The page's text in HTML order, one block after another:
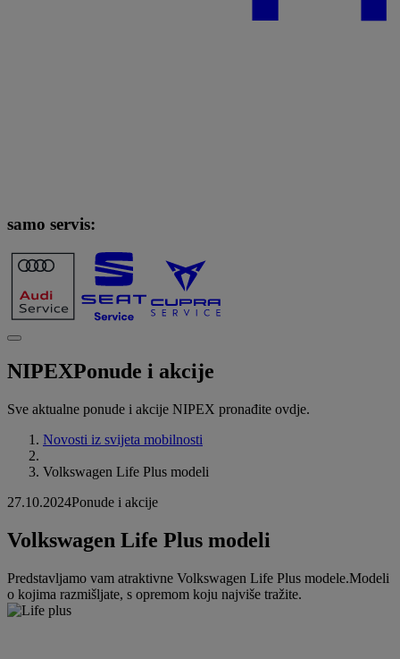
samo servis:
NIPEXPonude i akcije
Sve aktualne ponude i akcije NIPEX pronađite ovdje.
Novosti iz svijeta mobilnosti
Volkswagen Life Plus modeli
27.10.2024Ponude i akcije
Volkswagen Life Plus modeli
Predstavljamo vam atraktivne Volkswagen Life Plus modele.Modeli
o kojima razmišljate, s opremom koju najviše tražite.